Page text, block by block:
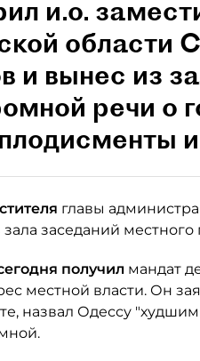
и.о.
области
и вынес из
речи о
главы
зала заседаний
получил мандат
местной власти. Он
назвал Одессу